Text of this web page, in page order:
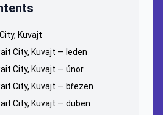
Kuvajt
City, Kuvajt — leden
City, Kuvajt — únor
City, Kuvajt — březen
City, Kuvajt — duben